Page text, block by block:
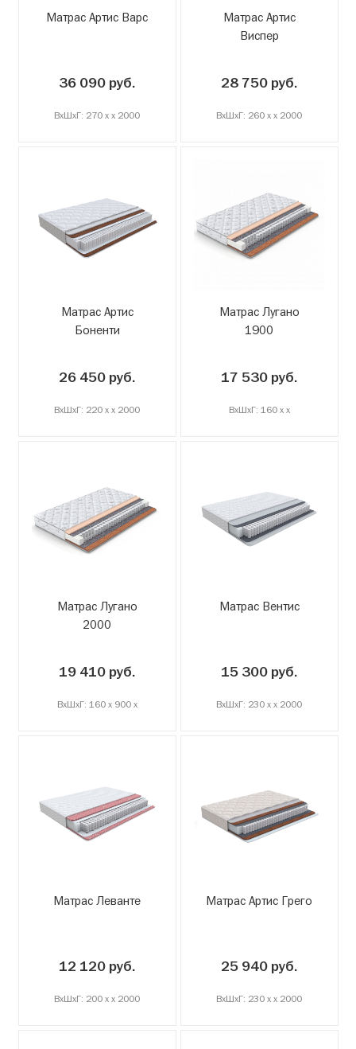
Матрас Артис Варс
36 090 руб.
ВxШxГ: 270 x x 2000
Матрас Артис
Виспер
28 750 руб.
ВxШxГ: 260 x x 2000
Матрас Артис
Боненти
26 450 руб.
ВxШxГ: 220 x x 2000
Матрас Лугано
1900
17 530 руб.
ВxШxГ: 160 x x
Матрас Лугано
2000
19 410 руб.
ВxШxГ: 160 x 900 x
Матрас Вентис
15 300 руб.
ВxШxГ: 230 x x 2000
Матрас Леванте
12 120 руб.
ВxШxГ: 200 x x 2000
Матрас Артис Грего
25 940 руб.
ВxШxГ: 230 x x 2000